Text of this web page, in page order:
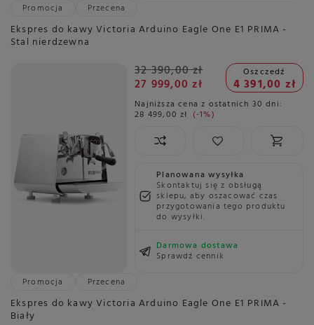
Promocja
Przecena
Ekspres do kawy Victoria Arduino Eagle One E1 PRIMA -
Stal nierdzewna
32 390,00 zł
27 999,00 zł
Oszczedź
4 391,00 zł
Najniższa cena z ostatnich 30 dni:
28 499,00 zł -1%
Planowana wysyłka
Skontaktuj się z obsługą
sklepu, aby oszacować czas
przygotowania tego produktu
do wysyłki.
Darmowa dostawa
Sprawdź cennik
Promocja
Przecena
Ekspres do kawy Victoria Arduino Eagle One E1 PRIMA -
Biały